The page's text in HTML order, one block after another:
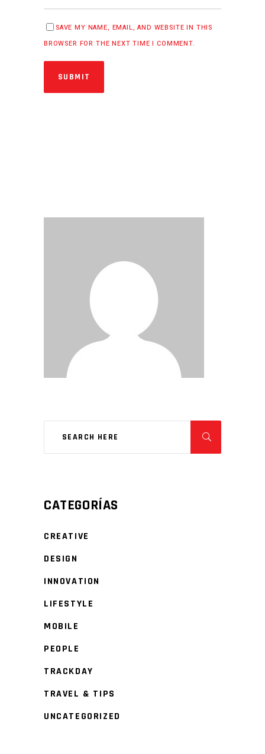
SAVE MY NAME, EMAIL, AND WEBSITE IN THIS
BROWSER FOR THE NEXT TIME I COMMENT.
SUBMIT
CATEGORÍAS
CREATIVE
DESIGN
INNOVATION
LIFESTYLE
MOBILE
PEOPLE
TRACKDAY
TRAVEL & TIPS
UNCATEGORIZED